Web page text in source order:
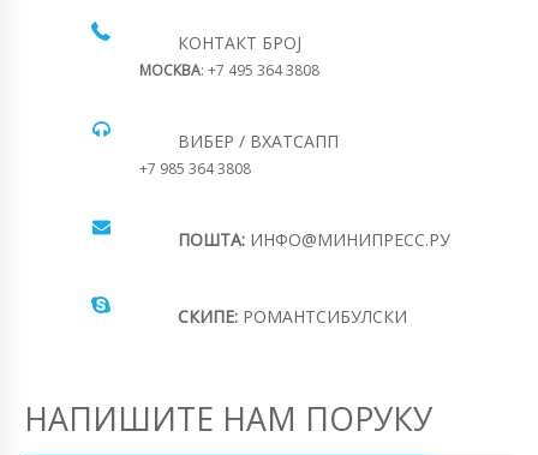
КОНТАКТ БРОЈ
МОСКВА: +7 495 364 3808
ВИБЕР / ВХАТСАПП
+7 985 364 3808
ПОШТА: ИНФО@МИНИПРЕСС.РУ
СКИПЕ: РОМАНТСИБУЛСКИ
НАПИШИТЕ НАМ ПОРУКУ